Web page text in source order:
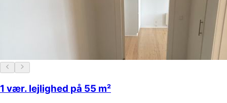
1 vær. lejlighed på 55 m²